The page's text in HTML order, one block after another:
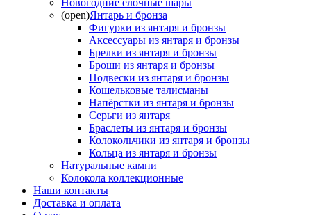
Новогодние ёлочные шары
(open)Янтарь и бронза
Фигурки из янтаря и бронзы
Аксессуары из янтаря и бронзы
Брелки из янтаря и бронзы
Броши из янтаря и бронзы
Подвески из янтаря и бронзы
Кошельковые талисманы
Напёрстки из янтаря и бронзы
Серьги из янтаря
Браслеты из янтаря и бронзы
Колокольчики из янтаря и бронзы
Кольца из янтаря и бронзы
Натуральные камни
Колокола коллекционные
Наши контакты
Доставка и оплата